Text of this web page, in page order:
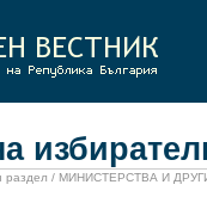
раздел / МИНИСТЕРСТВА И